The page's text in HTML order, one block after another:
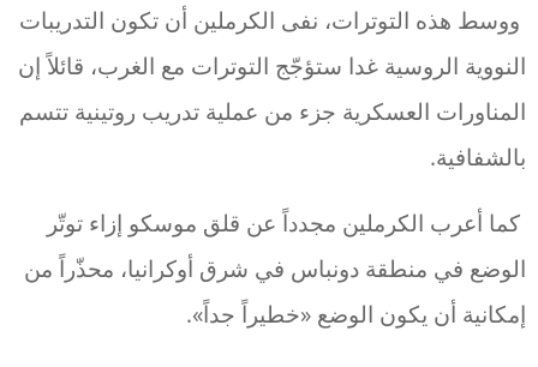
ووسط هذه التوترات، نفى الكرملين أن تكون التدريبات
النووية الروسية غدا ستؤجّج التوترات مع الغرب، قائلاً إن
المناورات العسكرية جزء من عملية تدريب روتينية تتسم
بالشفافية.
كما أعرب الكرملين مجدداً عن قلق موسكو إزاء توتّر
الوضع في منطقة دونباس في شرق أوكرانيا، محذّراً من
إمكانية أن يكون الوضع «خطيراً جداً».